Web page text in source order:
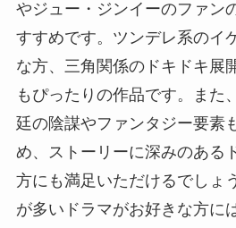
やジュー・ジンイーのファン
すすめです。ツンデレ系のイ
な方、三角関係のドキドキ展
もぴったりの作品です。また
廷の陰謀やファンタジー要素
め、ストーリーに深みのある
方にも満足いただけるでしょ
が多いドラマがお好きな方に